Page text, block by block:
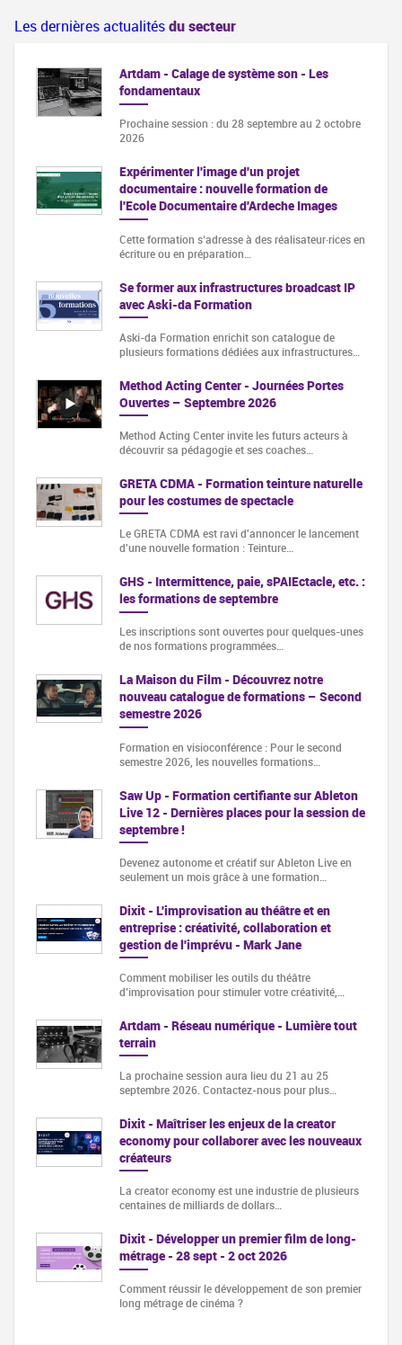
Les dernières actualitésdu secteur
Artdam - Calage de système son - Les
fondamentaux
Prochaine session : du 28 septembre au 2 octobre
2026
Expérimenter l'image d'un projet
documentaire : nouvelle formation de
l'Ecole Documentaire d'Ardeche Images
Cette formation s‘adresse à des réalisateur·rices en
écriture ou en préparation…
Se former aux infrastructures broadcast IP
avec Aski-da Formation
Aski-da Formation enrichit son catalogue de
plusieurs formations dédiées aux infrastructures…
Method Acting Center - Journées Portes
Ouvertes – Septembre 2026
Method Acting Center invite les futurs acteurs à
découvrir sa pédagogie et ses coaches…
GRETA CDMA - Formation teinture naturelle
pour les costumes de spectacle
Le GRETA CDMA est ravi d'annoncer le lancement
d'une nouvelle formation : Teinture…
GHS - Intermittence, paie, sPAIEctacle, etc. :
les formations de septembre
Les inscriptions sont ouvertes pour quelques-unes
de nos formations programmées…
La Maison du Film - Découvrez notre
nouveau catalogue de formations – Second
semestre 2026
Formation en visioconférence : Pour le second
semestre 2026, les nouvelles formations…
Saw Up - Formation certifiante sur Ableton
Live 12 - Dernières places pour la session de
septembre !
Devenez autonome et créatif sur Ableton Live en
seulement un mois grâce à une formation…
Dixit - L'improvisation au théâtre et en
entreprise : créativité, collaboration et
gestion de l'imprévu - Mark Jane
Comment mobiliser les outils du théâtre
d’improvisation pour stimuler votre créativité,…
Artdam - Réseau numérique - Lumière tout
terrain
La prochaine session aura lieu du 21 au 25
septembre 2026. Contactez-nous pour plus…
Dixit - Maîtriser les enjeux de la creator
economy pour collaborer avec les nouveaux
créateurs
La creator economy est une industrie de plusieurs
centaines de milliards de dollars…
Dixit - Développer un premier film de long-
métrage - 28 sept - 2 oct 2026
Comment réussir le développement de son premier
long métrage de cinéma ?